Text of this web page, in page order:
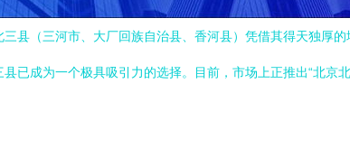
县（三河市、大厂回族自治县、香河县）凭借其得天独厚
已成为一个极具吸引力的选择。目前，市场上正推出“北京